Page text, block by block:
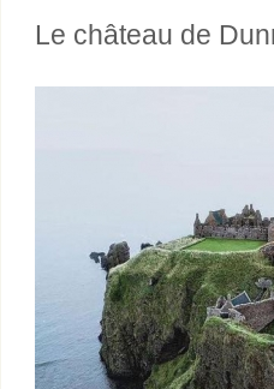
Le château de